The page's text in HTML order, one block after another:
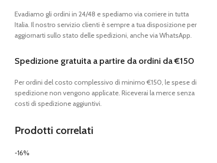
Evadiamo gli ordini in 24/48 e spediamo via corriere in tutta
Italia. Il nostro servizio clienti è sempre a tua disposizione per
aggiornarti sullo stato delle spedizioni, anche via WhatsApp.
Spedizione gratuita a partire da ordini da €150
Per ordini del costo complessivo di minimo €150, le spese di
spedizione non vengono applicate. Riceverai la merce senza
costi di spedizione aggiuntivi.
Prodotti correlati
-16%